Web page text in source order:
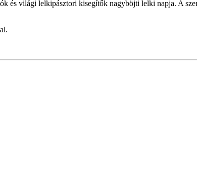
és világi lelkipásztori kisegítők nagyböjti lelki napja. A